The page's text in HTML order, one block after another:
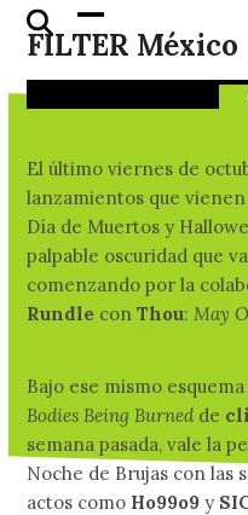
Skip
FILTER México
Open
mobile
Close
mobilefin
El último viernes de
lanzamientos que
Día de Muertos y
palpable oscuridad que
comenzando por la
Rundle conThou:May
Bajo ese mismo
Bodies Being Burned de
semana pasada, vale la
Noche de Brujas con las
actos como Ho99o9 y